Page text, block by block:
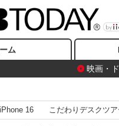
ム
映画・
iPhone 16 こだわりデスクツア